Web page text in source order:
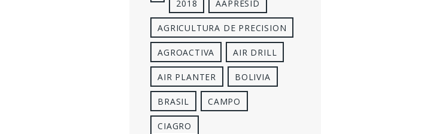
2018 AAPRESID
AGRICULTURA DE PRECISION
AGROACTIVA AIR DRILL
AIR PLANTER BOLIVIA
BRASIL CAMPO
CIAGRO